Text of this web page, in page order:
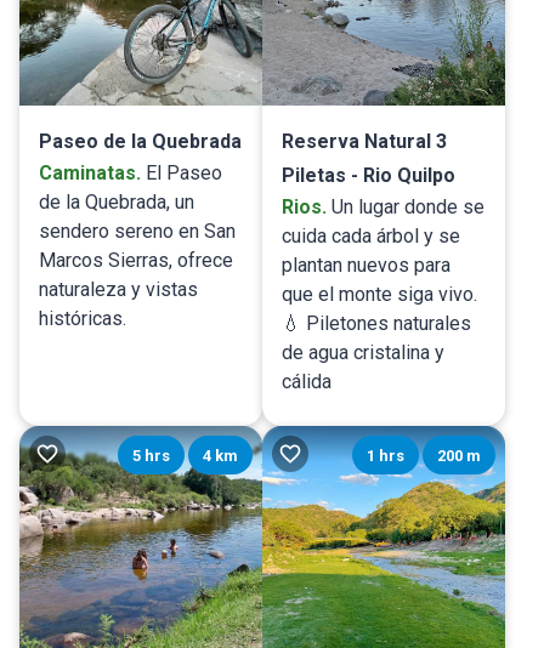
Paseo de la Quebrada
Caminatas. El Paseo
de la Quebrada, un
sendero sereno en San
Marcos Sierras, ofrece
naturaleza y vistas
históricas.
Reserva Natural 3
Piletas - Rio Quilpo
Rios. Un lugar donde se
cuida cada árbol y se
plantan nuevos para
que el monte siga vivo.
💧 Piletones naturales
de agua cristalina y
cálida
5 hrs 4 km 1 hrs 200 m